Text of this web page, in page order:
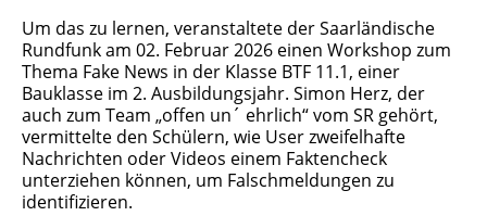
Um das zu lernen, veranstaltete der Saarländische
Rundfunk am 02. Februar 2026 einen Workshop zum
Thema Fake News in der Klasse BTF 11.1, einer
Bauklasse im 2. Ausbildungsjahr. Simon Herz, der
auch zum Team „offen un´ ehrlich“ vom SR gehört,
vermittelte den Schülern, wie User zweifelhafte
Nachrichten oder Videos einem Faktencheck
unterziehen können, um Falschmeldungen zu
identifizieren.